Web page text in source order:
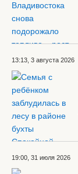
13:13, 3 августа 2026
19:00, 31 июля 2026